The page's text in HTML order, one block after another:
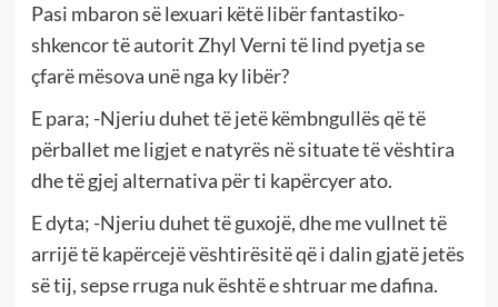
Pasi mbaron së lexuari këtë libër fantastiko-
shkencor të autorit Zhyl Verni të lind pyetja se
çfarë mësova unë nga ky libër?
E para; -Njeriu duhet të jetë këmbngullës që të
përballet me ligjet e natyrës në situate të vështira
dhe të gjej alternativa për ti kapërcyer ato.
E dyta; -Njeriu duhet të guxojë, dhe me vullnet të
arrijë të kapërcejë vështirësitë që i dalin gjatë jetës
së tij, sepse rruga nuk është e shtruar me dafina.